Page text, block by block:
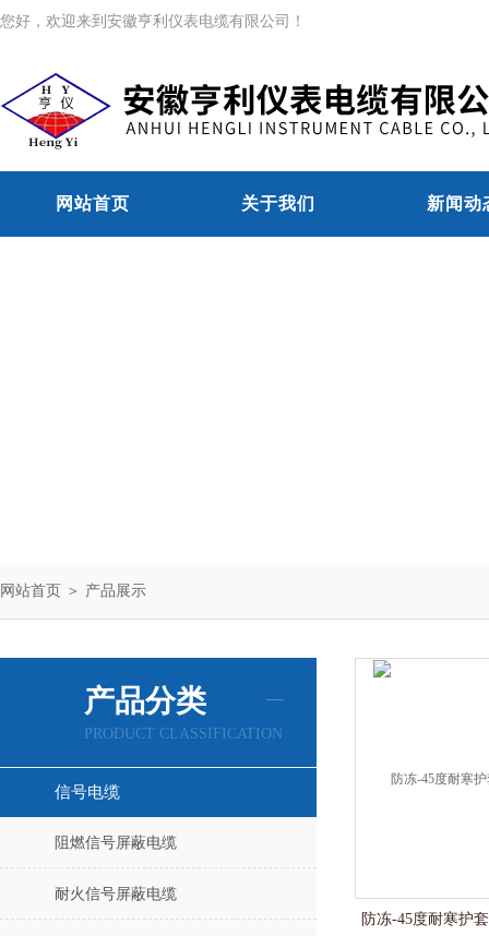
您好，欢迎来到安徽亨利仪表电缆有限公司！
网站首页 关于我们 新闻动
网站首页 ＞ 产品展示
产品分类
PRODUCT CLASSIFICATION
信号电缆
阻燃信号屏蔽电缆
耐火信号屏蔽电缆
防冻-45度耐寒护